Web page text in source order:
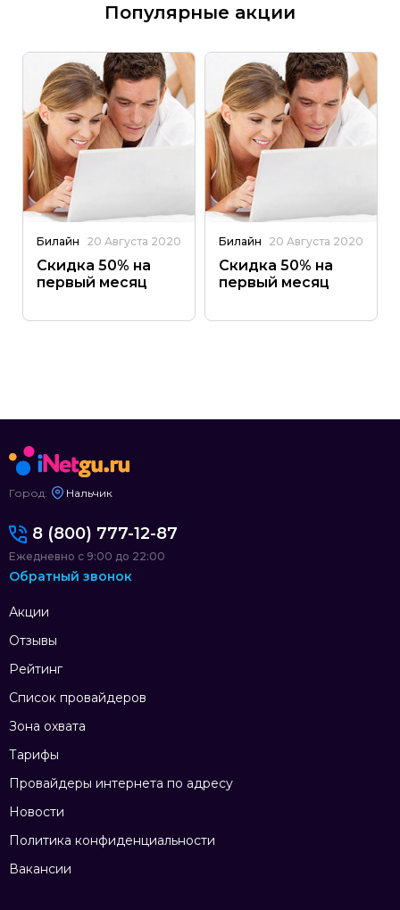
Популярные акции
Билайн 20 Августа 2020
Скидка 50% на
первый месяц
Билайн 20 Августа 2020
Скидка 50% на
первый месяц
Город: Нальчик
Акции
Отзывы
Рейтинг
Список провайдеров
Зона охвата
Тарифы
Провайдеры интернета по адресу
Новости
Политика конфиденциальности
Вакансии
8 (800) 777-12-87
Ежедневно с 9:00 до 22:00
Обратный звонок